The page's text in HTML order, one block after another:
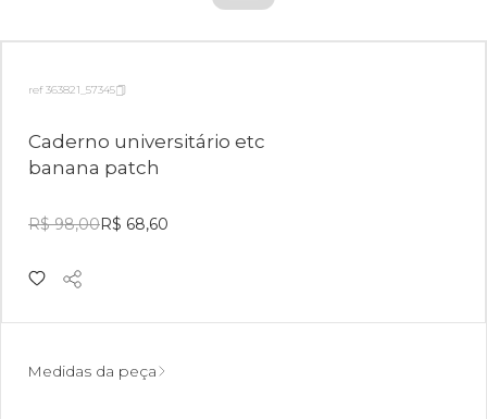
ref 363821_57345
Caderno universitário etc
banana patch
R$ 98,00R$ 68,60
Medidas da peça